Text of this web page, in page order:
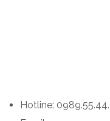
Hotline: